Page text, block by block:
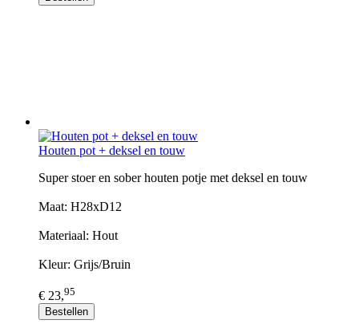
Houten pot + deksel en touw
Super stoer en sober houten potje met deksel en touw
Maat: H28xD12
Materiaal: Hout
Kleur: Grijs/Bruin
€ 23,95
Bestellen